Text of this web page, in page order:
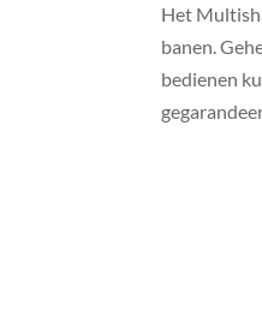
Het
banen.
bedienen